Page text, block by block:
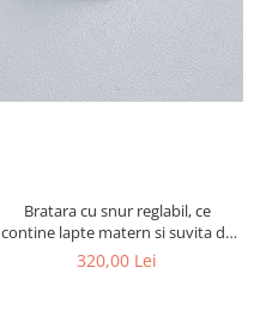
Bratara cu snur reglabil, ce
contine lapte matern si suvita de
par de la membrii familiei
320,00 Lei